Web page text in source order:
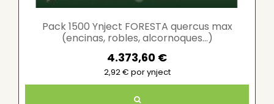
Pack 1500 Ynject FORESTA quercus max
(encinas, robles, alcornoques...)
4.373,60 €
2,92 € por ynject